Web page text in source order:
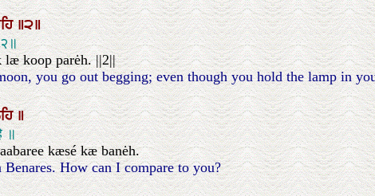
॥੨॥
læ koop parėh. ||2||
you go out begging; even though you hold the lamp in
॥
॥
kæsé kæ banėh.
How can I compare to you?